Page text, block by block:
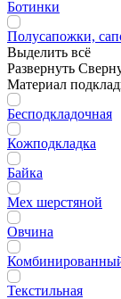
Ботинки
Полусапожки,
Выделить всё
Развернуть
Материал
Бесподкладочная
Кожподкладка
Байка
Мех шерстяной
Овчина
Текстильная